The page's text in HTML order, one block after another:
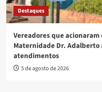
Destaques
Vereadores que
Maternidade Dr. Adalberto
atendimentos
5 de agosto de 2026